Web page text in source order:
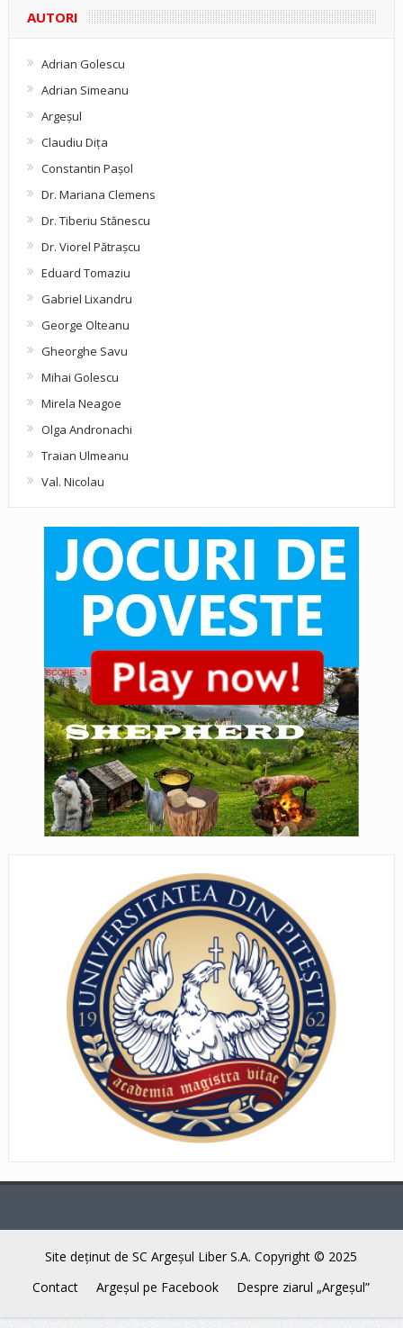
AUTORI
Adrian Golescu
Adrian Simeanu
Argeşul
Claudiu Diţa
Constantin Pașol
Dr. Mariana Clemens
Dr. Tiberiu Stănescu
Dr. Viorel Pătraşcu
Eduard Tomaziu
Gabriel Lixandru
George Olteanu
Gheorghe Savu
Mihai Golescu
Mirela Neagoe
Olga Andronachi
Traian Ulmeanu
Val. Nicolau
Site deţinut de SC Argeşul Liber S.A. Copyright © 2025
Contact
Argeşul pe Facebook Despre ziarul „Argeşul”